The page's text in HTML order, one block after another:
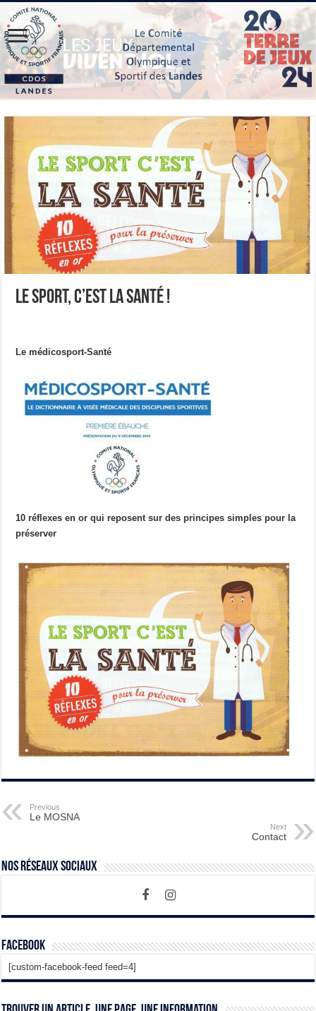
Le sport, c’est la santé !
Le médicosport-Santé
10 réflexes en or qui reposent sur des principes simples pour la
préserver
Previous
Le MOSNA
Next
Contact
Nos Réseaux Sociaux
Facebook
[custom-facebook-feed feed=4]